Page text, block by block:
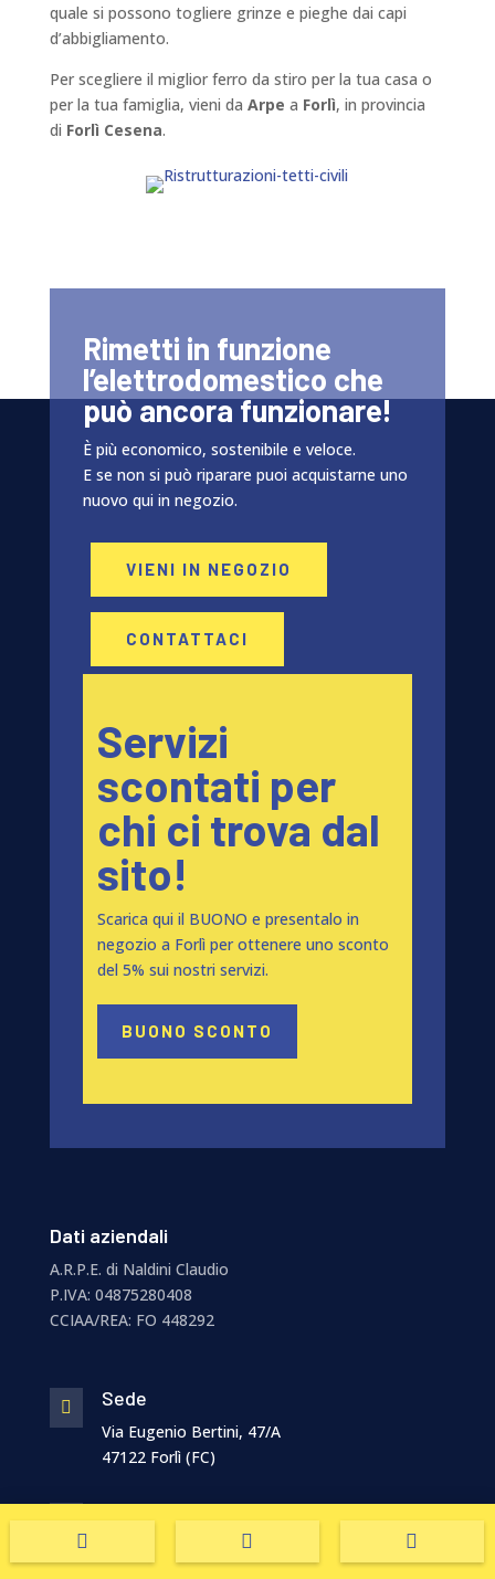
quale si possono togliere grinze e pieghe dai capi
d’abbigliamento.
Per scegliere il miglior ferro da stiro per la tua casa o
per la tua famiglia, vieni da Arpe a Forlì, in provincia
di Forlì Cesena.
Rimetti in funzione
l’elettrodomestico che
può ancora funzionare!
È più economico, sostenibile e veloce.
E se non si può riparare puoi acquistarne uno
nuovo qui in negozio.
VIENI IN NEGOZIO
CONTATTACI
Servizi
scontati per
chi ci trova dal
sito!
Scarica qui il BUONO e presentalo in
negozio a Forlì per ottenere uno sconto
del 5% sui nostri servizi.
BUONO SCONTO
Dati aziendali
A.R.P.E. di Naldini Claudio
P.IVA: 04875280408
CCIAA/REA: FO 448292
 Sede
Via Eugenio Bertini, 47/A
47122 Forlì (FC)
 Telefono
  